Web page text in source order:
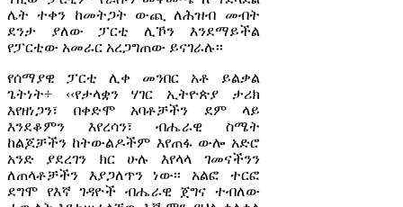
ሌት ተቀን ከመትጋት ውጪ ለሕዝብ መብት
ደንታ ያለው ፓርቲ ሊኾን እንደማይችል
የፓርቲው አመራር አረጋግጠው ይናገራሉ፡፡
የሰማያዊ ፓርቲ ሊቀ መንበር አቶ ይልቃል
ጌትነት÷ ‹‹የታላቋን ሃገር ኢትዮጵያ ታሪክ
እየዘነጋን፣ በቀድሞ አባቶቻችን ደም ላይ
እንደቆምን እየረሳን፣ ብሔራዊ ስሜት
ከልጆቻችን ከትውልዶችም እየጠፋ ውሎ አድሮ
አንድ ያደረገን ክር ሁሉ እየላላ ገመናችንን
ለጠላቶቻችን እያጋለጥን ነው፡፡ አልፎ ተርፎ
ደግሞ የእኛ ገዳዮች ብሔራዊ ጀግና ተብለው